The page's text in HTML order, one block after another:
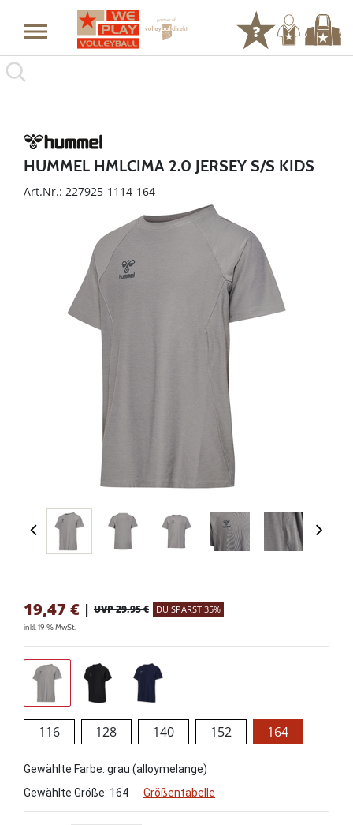
HUMMEL HMLCIMA 2.0 JERSEY S/S KIDS
Art.Nr.: 227925-1114-164
19,47 € | UVP 29,95 € DU SPARST 35%
inkl. 19 % MwSt.
116 128 140 152 164
Gewählte Farbe: grau (alloymelange)
Gewählte Größe: 164 Größentabelle